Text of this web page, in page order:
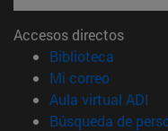
Accesos directos
Biblioteca
Mi correo(abre en
Aula virtual ADI
Búsqueda de